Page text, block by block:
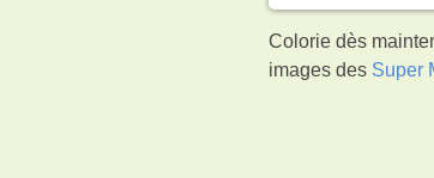
Colorie dès
images des Super